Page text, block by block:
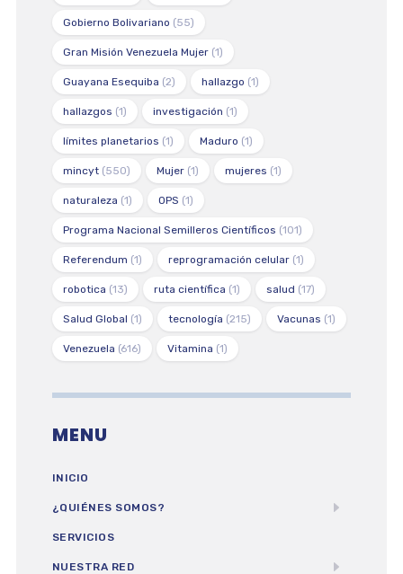
Gobierno Bolivariano (55)
Gran Misión Venezuela Mujer(1)
Guayana Esequiba (2) hallazgo (1)
hallazgos (1) investigación (1)
límites planetarios (1) Maduro (1)
mincyt(550) Mujer(1) mujeres (1)
naturaleza (1) OPS (1)
Programa Nacional Semilleros Científicos (101)
Referendum (1) reprogramación celular(1)
robotica (13) ruta científica (1) salud (17)
Salud Global (1) tecnología (215) Vacunas (1)
Venezuela (616) Vitamina (1)
MENU
INICIO
¿QUIÉNES SOMOS?
SERVICIOS
NUESTRA RED